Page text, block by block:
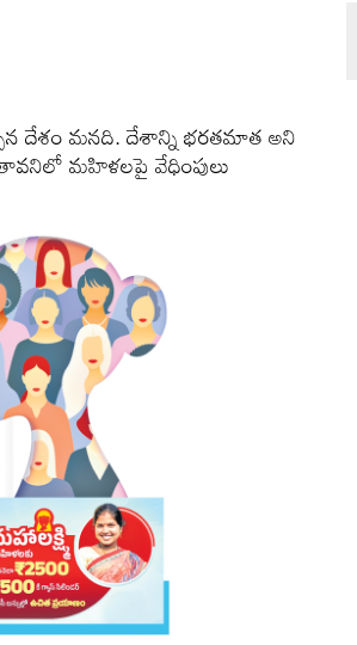
దేశం మనది. దేశాన్ని భరతమాత అని
మహిళలపై వేధింపులు